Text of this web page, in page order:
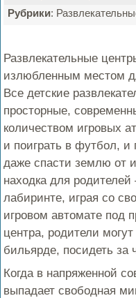
Рубрики:
Развлекательные
излюбленным местом
Все детские
просторные,
количеством игровых
и поиграть в футбол, и
даже спасти землю от
находка для родителей
лабиринте, играя со
игровом автомате под
центра, родители
бильярде, посидеть за
Когда в напряженной
выпадает свободная